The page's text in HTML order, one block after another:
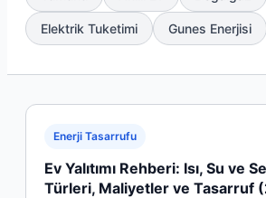
Elektrik Tuketimi Gunes Enerjisi
Enerji Tasarrufu
Ev Yalıtımı Rehberi: Isı, Su ve
Türleri, Maliyetler ve Tasarruf